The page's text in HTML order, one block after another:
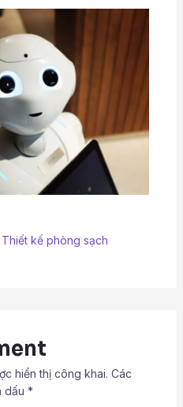
Thiết kế phòng sạch
hiển thị công khai. Các
dấu *